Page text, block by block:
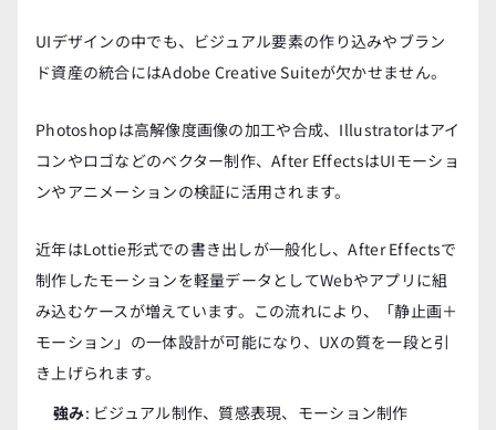
UIデザインの中でも、ビジュアル要素の作り込みやブラン
ド資産の統合にはAdobe Creative Suiteが欠かせません。
Photoshopは高解像度画像の加工や合成、Illustratorはアイ
コンやロゴなどのベクター制作、After EffectsはUIモーショ
ンやアニメーションの検証に活用されます。
近年はLottie形式での書き出しが一般化し、After Effectsで
制作したモーションを軽量データとしてWebやアプリに組
み込むケースが増えています。この流れにより、「静止画＋
モーション」の一体設計が可能になり、UXの質を一段と引
き上げられます。
強み: ビジュアル制作、質感表現、モーション制作